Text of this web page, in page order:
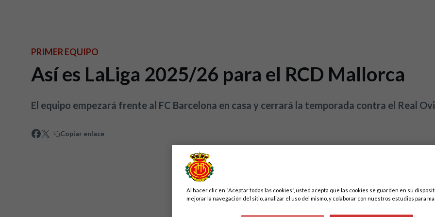
PRIMER EQUIPO
Así es LaLiga 2025/26 para el RCD Mallorca
El equipo empezará frente al FC Barcelona en casa y cerrará la temporada contra el Real
Copiar enlace
Al hacer clic en “Aceptar todas las cookies”, usted acepta que las cookies se guarden en su
mejorar la navegación del sitio, analizar el uso del mismo, y colaborar con nuestros estudios para